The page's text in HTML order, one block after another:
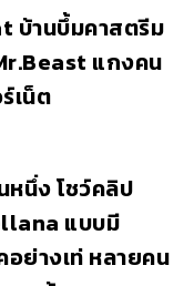
บ้านบึ้มคาสตรีม
แกงคน
เน็ต
นึ่ง โชว์คลิป
แบบมี
อย่างเท่ หลายคน